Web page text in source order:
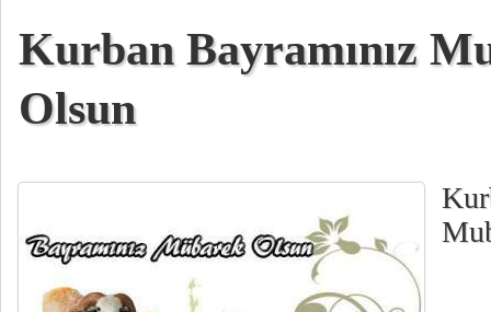
Kurban Bayramınız
Olsun